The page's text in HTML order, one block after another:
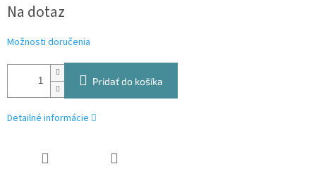
cena:
Na dotaz
Možnosti doručenia
Pridať do košíka
Detailné informácie